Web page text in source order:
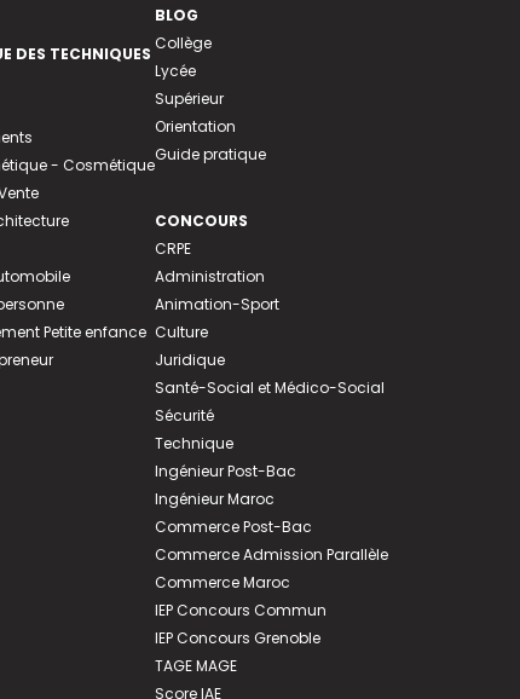
DES TECHNIQUES
- Cosmétique
Petite enfance
BLOG
Collège
Lycée
Supérieur
Orientation
Guide pratique
CONCOURS
CRPE
Administration
Animation-Sport
Culture
Juridique
Santé-Social et Médico-Social
Sécurité
Technique
Ingénieur Post-Bac
Ingénieur Maroc
Commerce Post-Bac
Commerce Admission Parallèle
Commerce Maroc
IEP Concours Commun
IEP Concours Grenoble
TAGE MAGE
Score IAE